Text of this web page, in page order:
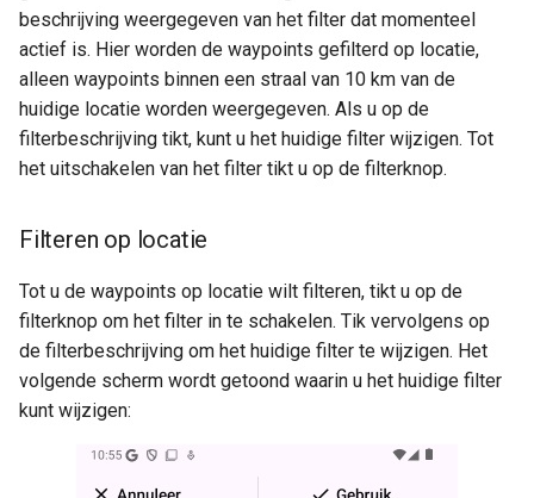
beschrijving weergegeven van het filter dat momenteel
actief is. Hier worden de waypoints gefilterd op locatie,
alleen waypoints binnen een straal van 10 km van de
huidige locatie worden weergegeven. Als u op de
filterbeschrijving tikt, kunt u het huidige filter wijzigen. Tot
het uitschakelen van het filter tikt u op de filterknop.
Filteren op locatie
Tot u de waypoints op locatie wilt filteren, tikt u op de
filterknop om het filter in te schakelen. Tik vervolgens op
de filterbeschrijving om het huidige filter te wijzigen. Het
volgende scherm wordt getoond waarin u het huidige filter
kunt wijzigen: